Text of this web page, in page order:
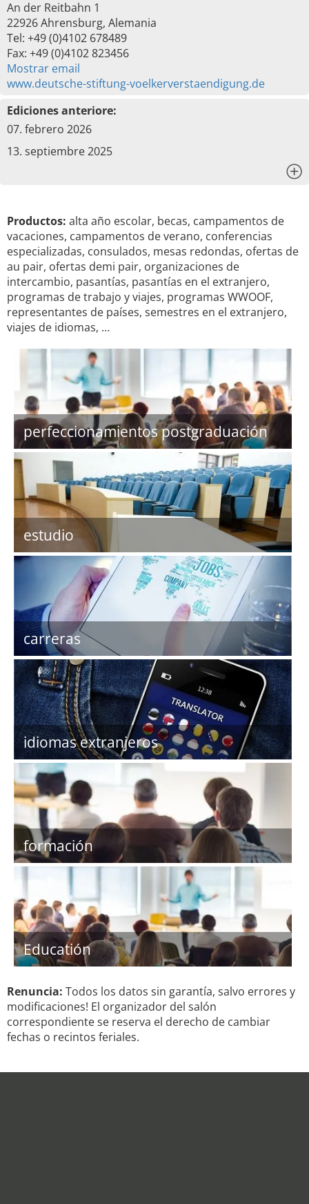
An der Reitbahn 1
22926 Ahrensburg, Alemania
Tel: +49 (0)4102 678489
Fax: +49 (0)4102 823456
Mostrar email
www.deutsche-stiftung-voelkerverstaendigung.de
Ediciones anteriore:
07. febrero 2026
13. septiembre 2025
Productos: alta año escolar, becas, campamentos de
vacaciones, campamentos de verano, conferencias
especializadas, consulados, mesas redondas, ofertas de
au pair, ofertas demi pair, organizaciones de
intercambio, pasantías, pasantías en el extranjero,
programas de trabajo y viajes, programas WWOOF,
representantes de países, semestres en el extranjero,
viajes de idiomas, …
perfeccionamientos postgraduación
estudio
carreras
idiomas extranjeros
formación
Educatión
Renuncia: Todos los datos sin garantía, salvo errores y
modificaciones! El organizador del salón
correspondiente se reserva el derecho de cambiar
fechas o recintos feriales.